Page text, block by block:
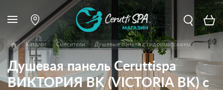
Каталог Смесители Душевые панели с гидромассажем
Душевая панель Ceruttispa
ВИКТОРИЯ BK (VICTORIA BK) с